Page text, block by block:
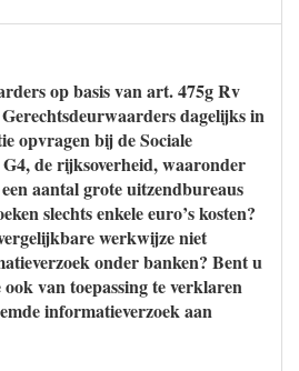
op basis van art. 475g Rv
dagelijks in
opvragen bij de Sociale
de rijksoverheid, waaronder
aantal grote uitzendbureaus
slechts enkele euro’s kosten?
werkwijze niet
onder banken? Bent u
van toepassing te verklaren
informatieverzoek aan